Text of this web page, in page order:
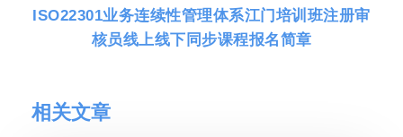
ISO22301业务连续性管理体系江门培训班注册审
核员线上线下同步课程报名简章
相关文章